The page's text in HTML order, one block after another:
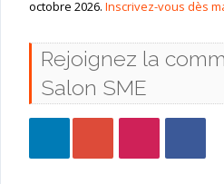
octobre 2026. Inscrivez-vous dès
Rejoignez la
Salon SME